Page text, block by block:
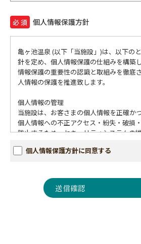
必 須 個人情報保護方針
亀ヶ池温泉 (以下「当施設」)は、以下の
針を定め、個人情報保護の仕組みを構築
情報保護の重要性の認識と取組みを徹底
人情報の保護を推進致します。
個人情報の管理
当施設は、お客さまの個人情報を正確か
個人情報への不正アクセス・紛失・破損
防止するため、セキュリティシステムの
個人情報の厳重な管理を行ないます。
お客さまからお預かりした個人情報は、
業務のご案内・ご質問に対する回答とし
個人情報保護方針に同意する